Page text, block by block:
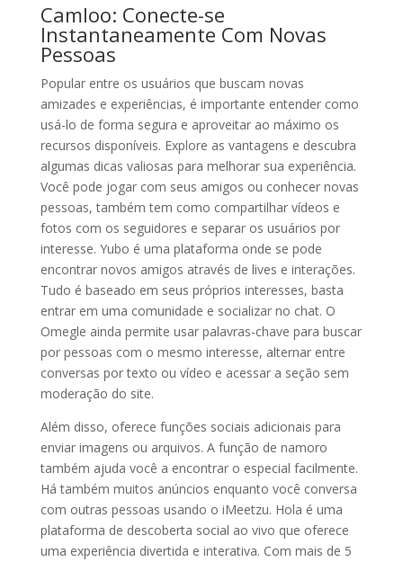
Camloo: Conecte-se
Instantaneamente Com Novas
Pessoas
Popular entre os usuários que buscam novas
amizades e experiências, é importante entender como
usá-lo de forma segura e aproveitar ao máximo os
recursos disponíveis. Explore as vantagens e descubra
algumas dicas valiosas para melhorar sua experiência.
Você pode jogar com seus amigos ou conhecer novas
pessoas, também tem como compartilhar vídeos e
fotos com os seguidores e separar os usuários por
interesse. Yubo é uma plataforma onde se pode
encontrar novos amigos através de lives e interações.
Tudo é baseado em seus próprios interesses, basta
entrar em uma comunidade e socializar no chat. O
Omegle ainda permite usar palavras-chave para buscar
por pessoas com o mesmo interesse, alternar entre
conversas por texto ou vídeo e acessar a seção sem
moderação do site.
Além disso, oferece funções sociais adicionais para
enviar imagens ou arquivos. A função de namoro
também ajuda você a encontrar o especial facilmente.
Há também muitos anúncios enquanto você conversa
com outras pessoas usando o iMeetzu. Hola é uma
plataforma de descoberta social ao vivo que oferece
uma experiência divertida e interativa. Com mais de 5